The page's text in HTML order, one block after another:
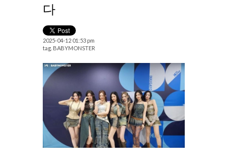
다
2025-04-12 01:53 pm
tag. BABYMONSTER